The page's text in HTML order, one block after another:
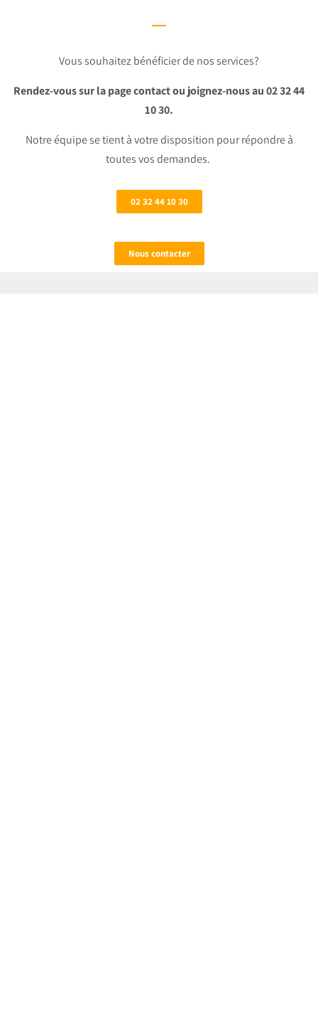
Vous souhaitez bénéficier de nos services?
Rendez-vous sur la page contact ou joignez-nous au 02 32 44
10 30.
Notre équipe se tient à votre disposition pour répondre à
toutes vos demandes.
02 32 44 10 30
Nous contacter